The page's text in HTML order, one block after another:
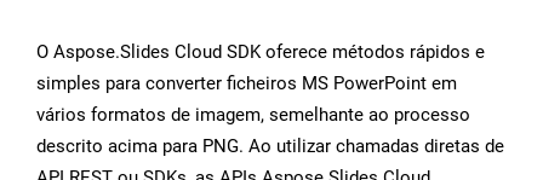
O Aspose.Slides Cloud SDK oferece métodos rápidos e
simples para converter ficheiros MS PowerPoint em
vários formatos de imagem, semelhante ao processo
descrito acima para PNG. Ao utilizar chamadas diretas de